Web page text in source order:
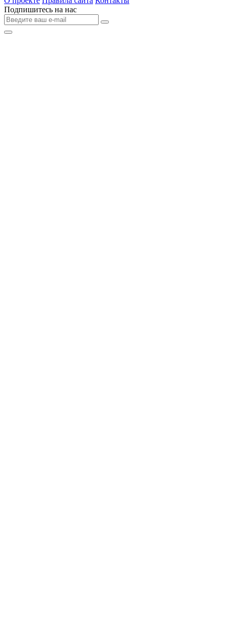
Подпишитесь на нас